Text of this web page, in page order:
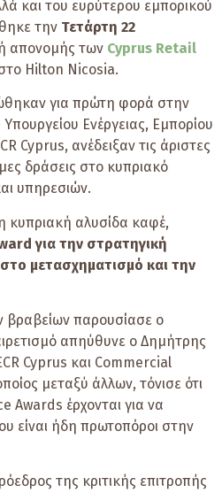
και του ευρύτερου εμπορικού
την Τετάρτη 22
απονομής των Cyprus Retail
Hilton Nicosia.
για πρώτη φορά στην
Ενέργειας, Εμπορίου
Cyprus, ανέδειξαν τις άριστες
δράσεις στο κυπριακό
υπηρεσιών.
κυπριακή αλυσίδα καφέ,
για την στρατηγική
μετασχηματισμό και την
βραβείων παρουσίασε o
απηύθυνε ο Δημήτρης
Cyprus και Commercial
μεταξύ άλλων, τόνισε ότι
Awards έρχονται για να
είναι ήδη πρωτοπόροι στην
της κριτικής επιτροπής